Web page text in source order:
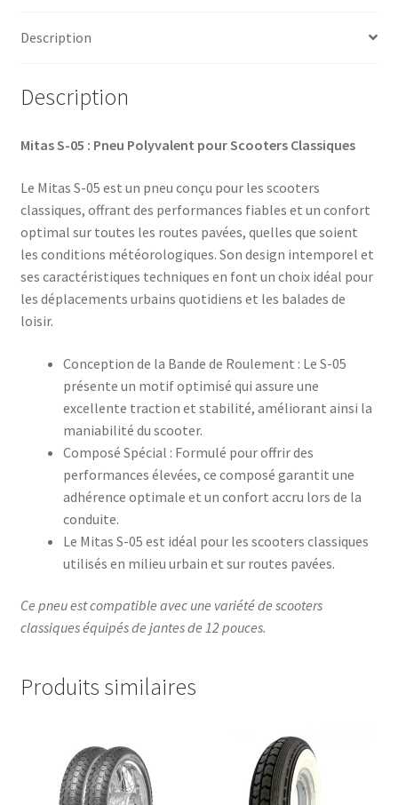
Description
Description
Mitas S-05 : Pneu Polyvalent pour Scooters Classiques
Le Mitas S-05 est un pneu conçu pour les scooters
classiques, offrant des performances fiables et un confort
optimal sur toutes les routes pavées, quelles que soient
les conditions météorologiques. Son design intemporel et
ses caractéristiques techniques en font un choix idéal pour
les déplacements urbains quotidiens et les balades de
loisir.​
Conception de la Bande de Roulement : Le S-05
présente un motif optimisé qui assure une
excellente traction et stabilité, améliorant ainsi la
maniabilité du scooter.
Composé Spécial : Formulé pour offrir des
performances élevées, ce composé garantit une
adhérence optimale et un confort accru lors de la
conduite.
Le Mitas S-05 est idéal pour les scooters classiques
utilisés en milieu urbain et sur routes pavées.
Ce pneu est compatible avec une variété de scooters
classiques équipés de jantes de 12 pouces.
Produits similaires